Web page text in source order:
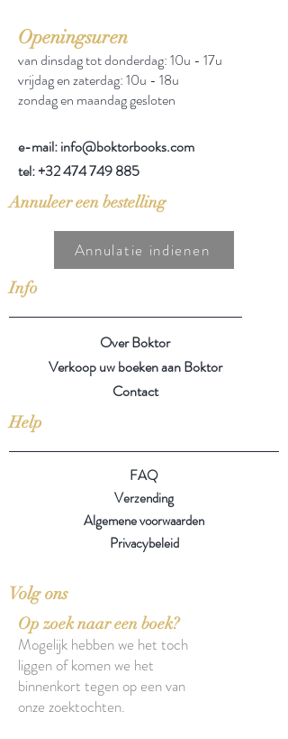
Openingsuren
van dinsdag tot donderdag: 10u - 17u
vrijdag en zaterdag: 10u - 18u
zondag en maandag gesloten
e-mail: info@boktorbooks.com
tel:+32 474 749 885
Annuleer een bestelling
Annulatie indienen
Info
Over Boktor
Verkoop uw boeken aan Boktor
Contact
Help
FAQ
Verzending
Algemene voorwaarden
Privacybeleid
Volg ons
Op zoek naar een boek?
Mogelijk hebben we het toch
liggen of komen we het
binnenkort tegen op een van
onze zoektochten.